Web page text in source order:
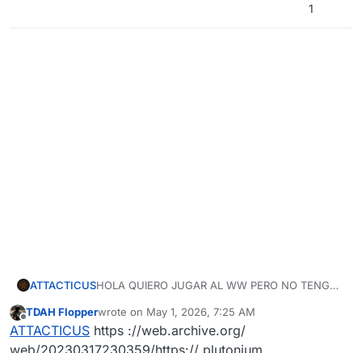
1
ATTACTICUSHOLA QUIERO JUGAR AL WW PERO NO TENGO
GRATIS Y COMO SOY NUEVO RECIEN
DESCARGE EL LAUNCHER HACE 10 MIN SI
ALGUIEN ME PUEDE PASAR EL LINK DONDE
Offline
TDAH Flopperwrote on May 1, 2026, 7:25 AM
last edited by
ATTACTICUS https ://web.archive.org/